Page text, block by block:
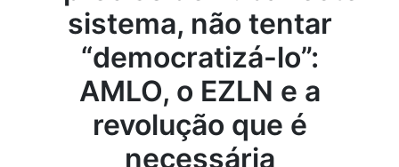
sistema, não tentar
“democratizá-lo”:
AMLO, o EZLN e a
revolução que é
necessária